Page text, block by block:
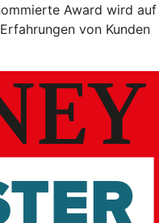
Award wird auf
von Kunden